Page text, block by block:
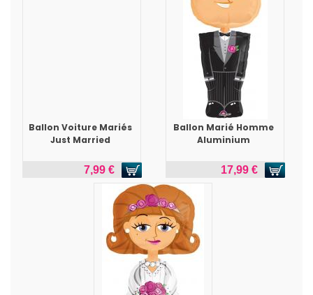
Ballon Voiture Mariés
Just Married
7,99 €
Ballon Marié Homme
Aluminium
17,99 €